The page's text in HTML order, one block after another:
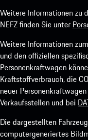
Weitere Informationen zu
NEFZ finden Sie unter
Weitere Informationen
und den offiziellen
Personenkraftwagen
Kraftstoffverbrauch, die
neuer
Verkaufsstellen und bei
Die dargestellten
computergeneriertes